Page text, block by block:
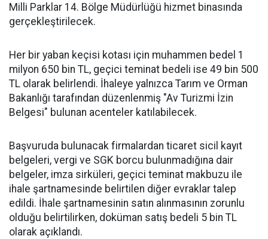
Milli Parklar 14. Bölge Müdürlüğü hizmet binasında
gerçekleştirilecek.
Her bir yaban keçisi kotası için muhammen bedel 1
milyon 650 bin TL, geçici teminat bedeli ise 49 bin 500
TL olarak belirlendi. İhaleye yalnızca Tarım ve Orman
Bakanlığı tarafından düzenlenmiş "Av Turizmi İzin
Belgesi" bulunan acenteler katılabilecek.
Başvuruda bulunacak firmalardan ticaret sicil kayıt
belgeleri, vergi ve SGK borcu bulunmadığına dair
belgeler, imza sirküleri, geçici teminat makbuzu ile
ihale şartnamesinde belirtilen diğer evraklar talep
edildi. İhale şartnamesinin satın alınmasının zorunlu
olduğu belirtilirken, doküman satış bedeli 5 bin TL
olarak açıklandı.